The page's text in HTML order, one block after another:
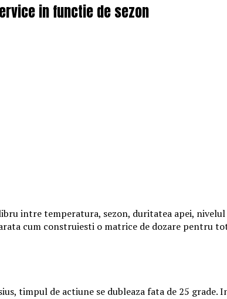
in functie de sezon
intre temperatura, sezon, duritatea apei,
cum construiesti o matrice de dozare pentru
timpul de actiune se dubleaza fata de 25